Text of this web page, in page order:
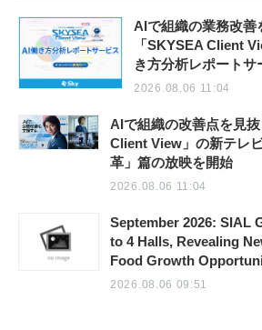
AIで組織の業務改善
「SKYSEA Client
き方分析レポートサ
2026.08.06 11:04
AIで組織の改善点を見
Client View」の新テレ
革」篇の放映を開始
2026.08.06 11:04
September 2026: SIAL
to 4 Halls, Revealing
Food Growth
2026.08.06 09:51